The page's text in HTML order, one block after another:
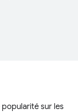
sur les